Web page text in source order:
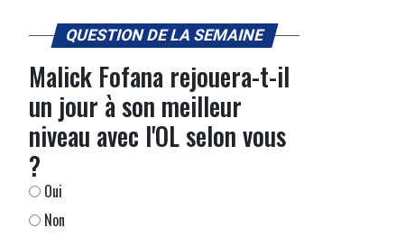
QUESTION DE LA SEMAINE
Malick Fofana rejouera-t-il
un jour à son meilleur
niveau avec l'OL selon vous
?
Oui
Non